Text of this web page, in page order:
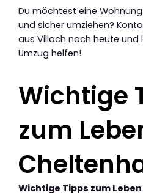
Du möchtest eine
und sicher umziehen?
aus Villach noch heute und
Umzug helfen!
Wichtige
zum
Wichtige Tipps zum